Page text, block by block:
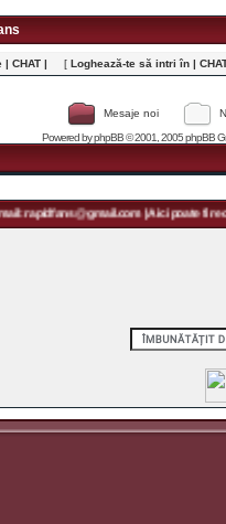
CHAT | [ Loghează-te să intri în |
Mesaje noi
Powered byphpBB© 2001, 2005 phpBB
| Aici poate fi